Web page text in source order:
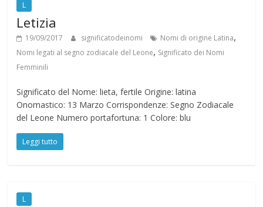
L
Letizia
19/09/2017 significatodeinomi Nomi di origine Latina,
Nomi legati al segno zodiacale del Leone, Significato dei Nomi
Femminili
Significato del Nome: lieta, fertile Origine: latina
Onomastico: 13 Marzo Corrispondenze: Segno Zodiacale
del Leone Numero portafortuna: 1 Colore: blu
Leggi tutto
L